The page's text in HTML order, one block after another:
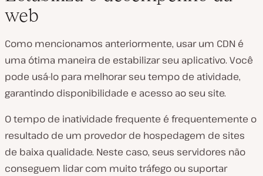
web
Como mencionamos anteriormente, usar um CDN é
uma ótima maneira de estabilizar seu aplicativo. Você
pode usá-lo para melhorar seu tempo de atividade,
garantindo disponibilidade e acesso ao seu site.
O tempo de inatividade frequente é frequentemente o
resultado de um provedor de hospedagem de sites
de baixa qualidade. Neste caso, seus servidores não
conseguem lidar com muito tráfego ou suportar